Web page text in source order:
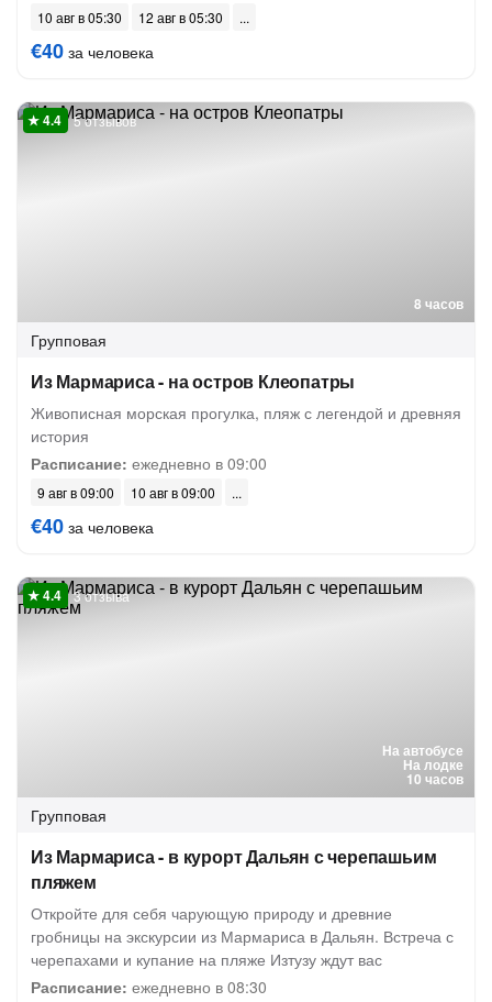
10 авг в 05:30 12 авг в 05:30
€40 за человека
8 часов
5 отзывов
Групповая
Из Мармариса - на остров Клеопатры
Живописная морская прогулка, пляж с легендой и древняя
история
Расписание: ежедневно в 09:00
9 авг в 09:00 10 авг в 09:00
€40 за человека
На автобусе
На лодке
10 часов
3 отзыва
Групповая
Из Мармариса - в курорт Дальян с черепашьим
пляжем
Откройте для себя чарующую природу и древние
гробницы на экскурсии из Мармариса в Дальян. Встреча с
черепахами и купание на пляже Изтузу ждут вас
Расписание: ежедневно в 08:30